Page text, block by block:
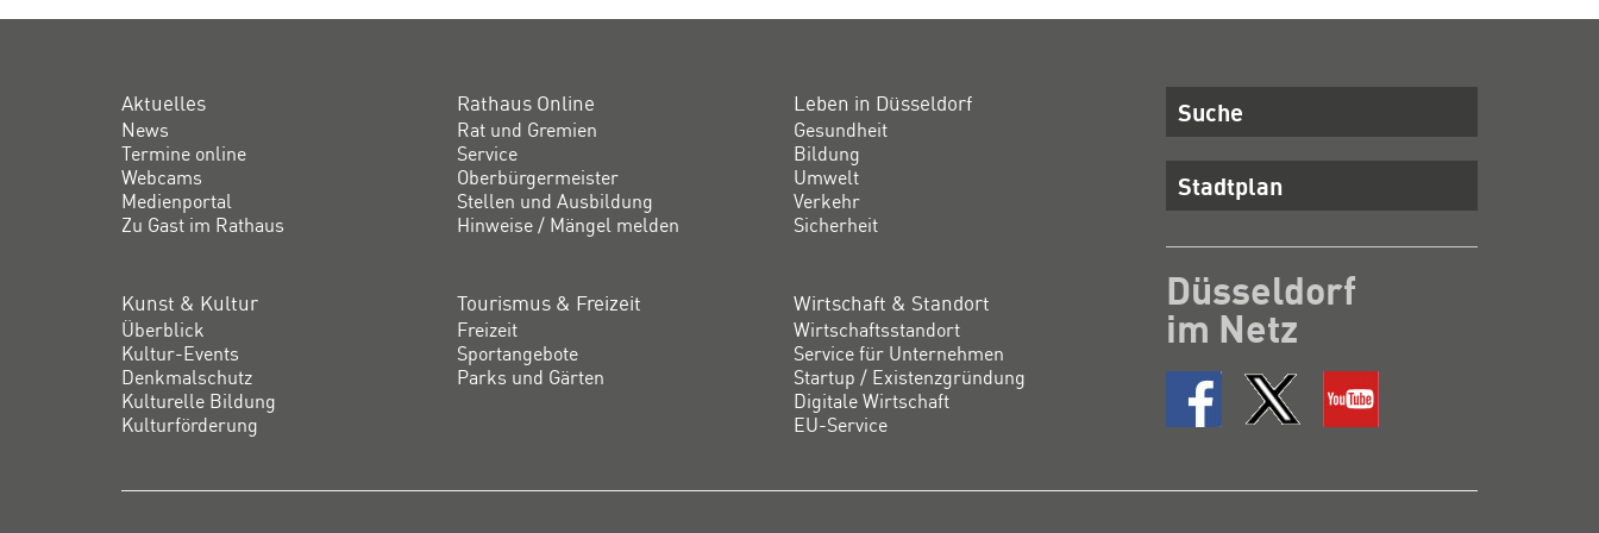
Aktuelles
News
Termine online
Webcams
Medienportal
Zu Gast im Rathaus
Rathaus Online
Rat und Gremien
Service
Oberbürgermeister
Stellen und Ausbildung
Hinweise / Mängel melden
Leben in Düsseldorf
Gesundheit
Bildung
Umwelt
Verkehr
Sicherheit
Kunst & Kultur
Überblick
Kultur-Events
Denkmalschutz
Kulturelle Bildung
Kulturförderung
Tourismus & Freizeit
Freizeit
Sportangebote
Parks und Gärten
Wirtschaft & Standort
Wirtschaftsstandort
Service für Unternehmen
Startup / Existenzgründung
Digitale Wirtschaft
EU-Service
Suche
Stadtplan
Düsseldorf
im Netz